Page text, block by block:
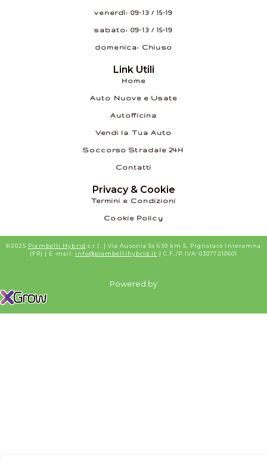
venerdì: 09–13 / 15–19
sabato: 09–13 / 15–19
domenica: Chiuso
Link Utili
Home
Auto Nuove e Usate
Autofficina
Vendi la Tua Auto
Soccorso Stradale 24H
Contatti
Privacy & Cookie
Termini e Condizioni
Cookie Policy
©2025 Piambelli Hybrid s.r.l. | Via Ausonia Ss 630 km 5, Pignataro Interamna
(FR) | E-mail: info@piambellihybrid.it | C.F./P.IVA: 03077210601
Powered by